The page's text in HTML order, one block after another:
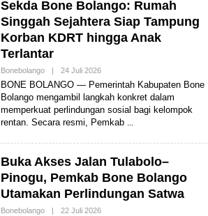
Sekda Bone Bolango: Rumah
Singgah Sejahtera Siap Tampung
Korban KDRT hingga Anak
Terlantar
Bonebolango | 24 Juli 2026O
E
H
A
D
​BONE BOLANGO — Pemerintah Kabupaten Bone
Bolango mengambil langkah konkret dalam
memperkuat perlindungan sosial bagi kelompok
rentan. Secara resmi, Pemkab
Buka Akses Jalan Tulabolo–
Pinogu, Pemkab Bone Bolango
Utamakan Perlindungan Satwa
Bonebolango | 22 Juli 2026O